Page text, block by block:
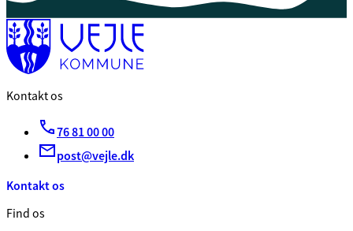
Kontakt os
76 81 00 00
post@vejle.dk
Kontakt os
Find os